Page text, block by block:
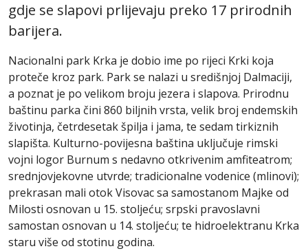
gdje se slapovi prlijevaju preko 17 prirodnih
barijera.
Nacionalni park Krka je dobio ime po rijeci Krki koja
proteče kroz park. Park se nalazi u središnjoj Dalmaciji,
a poznat je po velikom broju jezera i slapova. Prirodnu
baštinu parka čini 860 biljnih vrsta, velik broj endemskih
životinja, četrdesetak špilja i jama, te sedam tirkiznih
slapišta. Kulturno-povijesna baština uključuje rimski
vojni logor Burnum s nedavno otkrivenim amfiteatrom;
srednjovjekovne utvrde; tradicionalne vodenice (mlinovi);
prekrasan mali otok Visovac sa samostanom Majke od
Milosti osnovan u 15. stoljeću; srpski pravoslavni
samostan osnovan u 14. stoljeću; te hidroelektranu Krka
staru više od stotinu godina.